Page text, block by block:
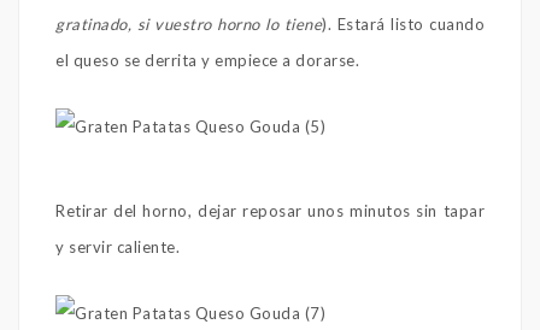
gratinado, si vuestro horno lo tiene). Estará listo cuando
el queso se derrita y empiece a dorarse.
Retirar del horno, dejar reposar unos minutos sin tapar
y servir caliente.